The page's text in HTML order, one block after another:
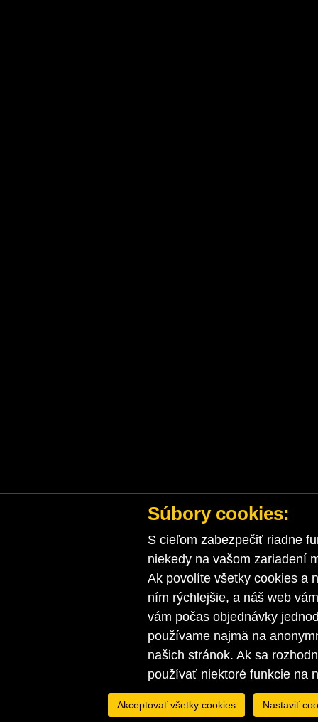
Súbory cookies:
S cieľom zabezpečiť riadne
niekedy na vašom zariadení
Ak povolíte všetky cookies a
ním rýchlejšie, a náš web
vám počas objednávky
používame najmä na
našich stránok. Ak sa
používať niektoré funkcie na
Akceptovať všetky cookies Nastaviť